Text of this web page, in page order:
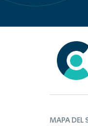
MAPA DEL